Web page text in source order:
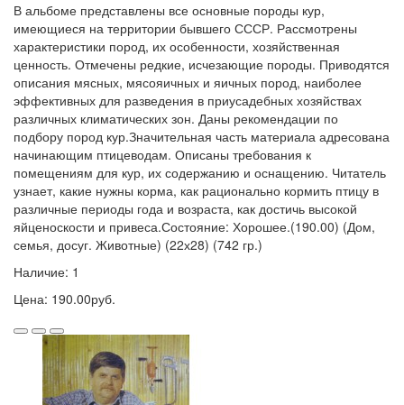
В альбоме представлены все основные породы кур,
имеющиеся на территории бывшего СССР. Рассмотрены
характеристики пород, их особенности, хозяйственная
ценность. Отмечены редкие, исчезающие породы. Приводятся
описания мясных, мясояичных и яичных пород, наиболее
эффективных для разведения в приусадебных хозяйствах
различных климатических зон. Даны рекомендации по
подбору пород кур.Значительная часть материала адресована
начинающим птицеводам. Описаны требования к
помещениям для кур, их содержанию и оснащению. Читатель
узнает, какие нужны корма, как рационально кормить птицу в
различные периоды года и возраста, как достичь высокой
яйценоскости и привеса.Состояние: Хорошее.(190.00) (Дом,
семья, досуг. Животные) (22х28) (742 гр.)
Наличие: 1
Цена: 190.00руб.